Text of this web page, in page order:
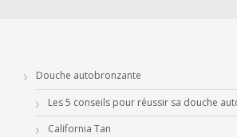
Douche autobronzante
Les 5 conseils pour réussir sa douche
California Tan